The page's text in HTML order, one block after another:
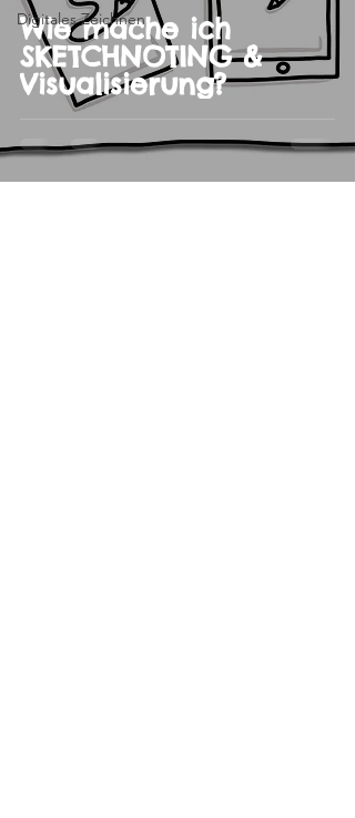
Digitales Zeichnen
Wie mache ich
SKETCHNOTING &
Visualisierung?